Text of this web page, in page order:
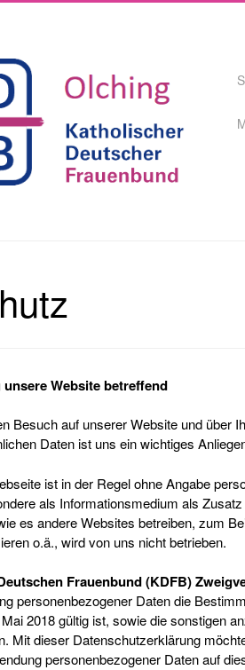
Website betreffend
Besuch auf unserer Website und über
Daten ist uns ein wichtiges
ist in der Regel ohne Angabe
als Informationsmedium als
es andere Websites betreiben, zum
o.ä., wird von uns nicht betrieben.
Frauenbund (KDFB)
personenbezogener Daten die
2018 gültig ist, sowie die sonstigen
Mit dieser Datenschutzerklärung
personenbezogener Daten auf